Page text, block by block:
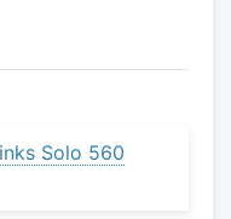
Solo 560